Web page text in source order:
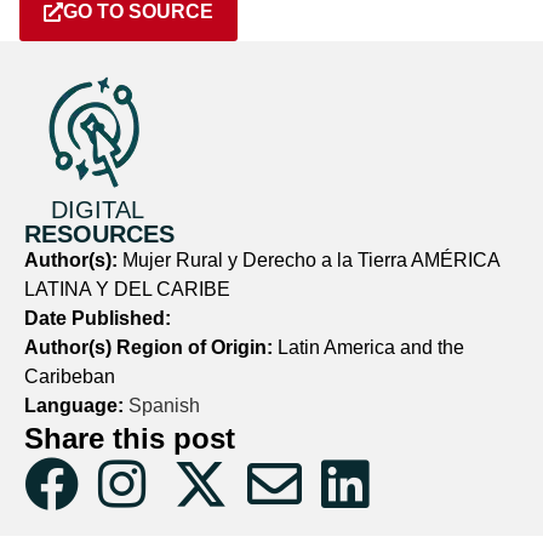
GO TO SOURCE
DIGITAL
RESOURCES
Author(s): Mujer Rural y Derecho a la Tierra AMÉRICA
LATINA Y DEL CARIBE
Date Published:
Author(s) Region of Origin: Latin America and the
Caribeban
Language: Spanish
Share this post